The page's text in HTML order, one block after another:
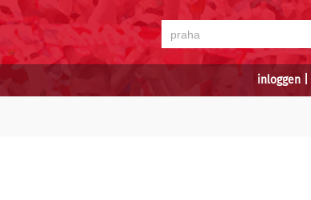
inloggen